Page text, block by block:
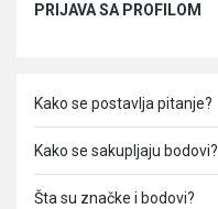
PRIJAVA SA PROFILOM
Kako se postavlja pitanje?
Kako se sakupljaju bodovi?
Šta su značke i bodovi?